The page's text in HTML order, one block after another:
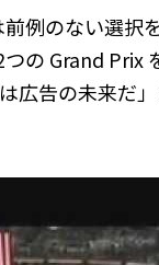
例のない選択
の Grand
広告の未来だ